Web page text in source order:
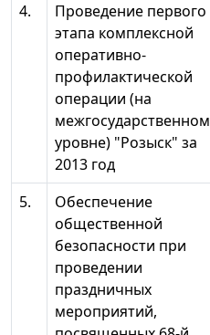
4.
Проведение первого
этапа комплексной
оперативно-
профилактической
операции (на
межгосударственном
уровне) "Розыск" за
2013 год
5.
Обеспечение
общественной
безопасности при
проведении
праздничных
мероприятий,